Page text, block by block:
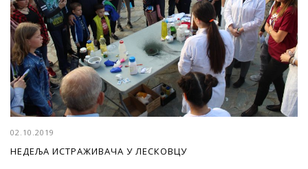
02.10.2019
НЕДЕЉА ИСТРАЖИВАЧА У ЛЕСКОВЦУ